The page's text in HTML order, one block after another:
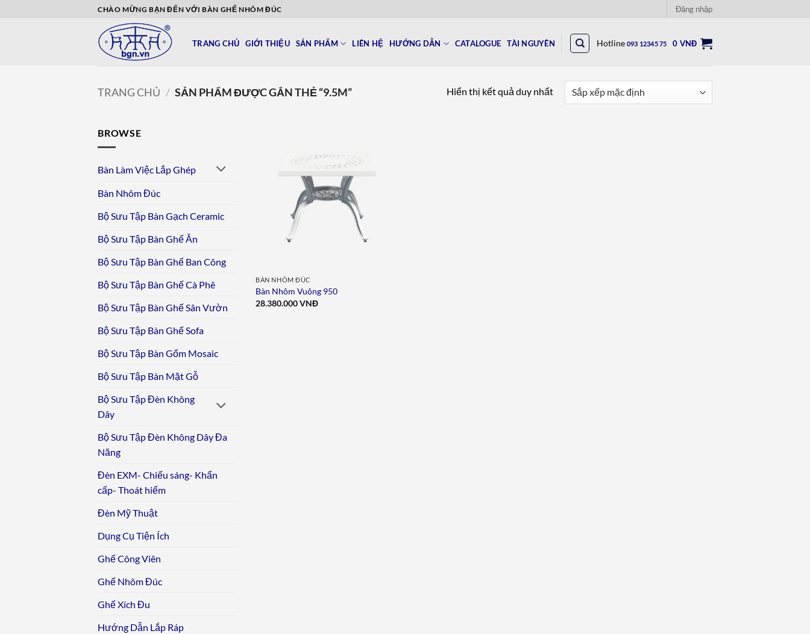
CHÀO MỪNG BẠN ĐẾN VỚI BÀN GHẾ NHÔM ĐÚC Đăng nhập
TRANG CHỦ GIỚI THIỆU SẢN PHẨM LIÊN HỆ HƯỚNG DẪN CATALOGUE TÀI NGUYÊN Hotline 093 12345 75 0 VNĐ
TRANG CHỦ / SẢN PHẨM ĐƯỢC GẮN THẺ “9.5M” Hiển thị kết quả duy nhất
BROWSE
Bàn Làm Việc Lắp Ghép
Bàn Nhôm Đúc
Bộ Sưu Tập Bàn Gạch Ceramic
Bộ Sưu Tập Bàn Ghế Ăn
Bộ Sưu Tập Bàn Ghế Ban Công
Bộ Sưu Tập Bàn Ghế Cà Phê
Bộ Sưu Tập Bàn Ghế Sân Vườn
Bộ Sưu Tập Bàn Ghế Sofa
Bộ Sưu Tập Bàn Gốm Mosaic
Bộ Sưu Tập Bàn Mặt Gỗ
Bộ Sưu Tập Đèn Không
Dây
Bộ Sưu Tập Đèn Không Dây Đa
Năng
Đèn EXM- Chiếu sáng- Khẩn
cấp- Thoát hiểm
Đèn Mỹ Thuật
Dụng Cụ Tiện Ích
Ghế Công Viên
Ghế Nhôm Đúc
Ghế Xích Đu
Hướng Dẫn Lắp Ráp
BÀN NHÔM ĐÚC
Bàn Nhôm Vuông 950
28.380.000VNĐ